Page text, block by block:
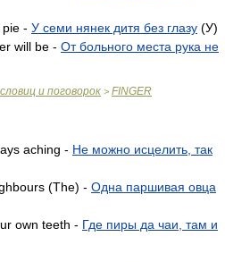
pie - У семи нянек дитя без глазу (У)
will be - От больного места рука не
и поговорок > FINGER
aching - Не можно исцелить, так
(The) - Одна паршивая овца
own teeth - Где пиры да чаи, там и